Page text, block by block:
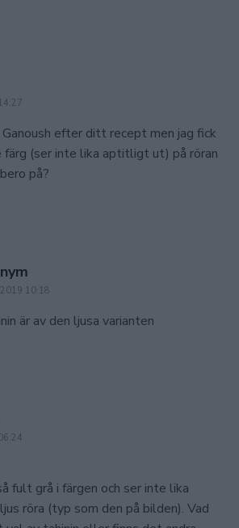
Ganoush efter ditt recept men jag fick
färg (ser inte lika aptitligt ut) på röran
på?
10:18
är av den ljusa varianten
fult grå i färgen och ser inte lika
röra (typ som den på bilden). Vad